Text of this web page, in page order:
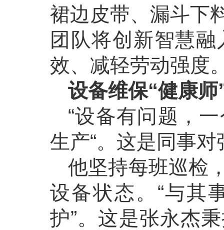
裙边皮带、漏斗下
团队将创新智慧
效、减轻劳动强度
设备维保“健康师
“设备有问题，
生产“。这是同事
他坚持每班巡检
设备状态。“与其
护”。这是张永杰